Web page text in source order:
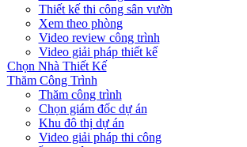
Thiết kế thi công sân vườn
Xem theo phòng
Video review công trình
Video giải pháp thiết kế
Chọn Nhà Thiết Kế
Thăm Công Trình
Thăm công trình
Chọn giám đốc dự án
Khu đô thị dự án
Video giải pháp thi công